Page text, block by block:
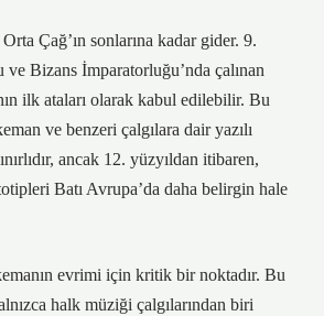
Çağ’ın sonlarına kadar gider. 9.
Bizans İmparatorluğu’nda çalınan
ilk ataları olarak kabul edilebilir. Bu
ve benzeri çalgılara dair yazılı
ancak 12. yüzyıldan itibaren,
Batı Avrupa’da daha belirgin hale
evrimi için kritik bir noktadır. Bu
halk müziği çalgılarından biri